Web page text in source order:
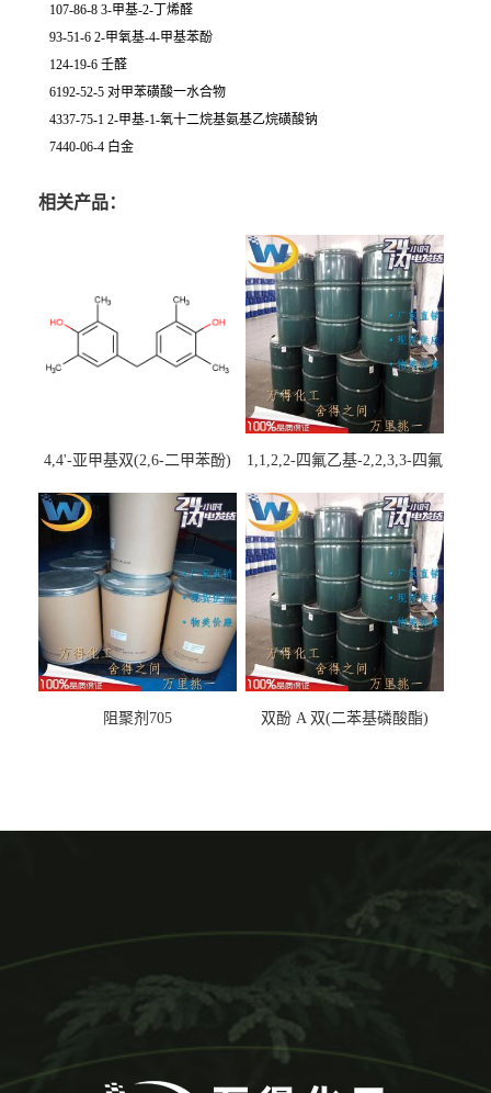
107-86-8 3-甲基-2-丁烯醛
93-51-6 2-甲氧基-4-甲基苯酚
124-19-6 壬醛
6192-52-5 对甲苯磺酸一水合物
4337-75-1 2-甲基-1-氧十二烷基氨基乙烷磺酸钠
7440-06-4 白金
相关产品：
4,4'-亚甲基双(2,6-二甲苯酚)
1,1,2,2-四氟乙基-2,2,3,3-四氟
阻聚剂705 双酚 A 双(二苯基磷酸酯)